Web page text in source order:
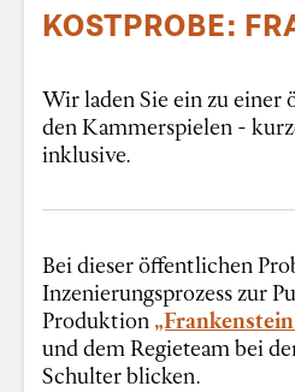
KOSTPROBE:
Wir laden Sie ein zu einer
den Kammerspielen -
inklusive.
Bei dieser öffentlichen
Inzenierungsprozess zur
Produktion
und dem Regieteam bei
Schulter blicken.